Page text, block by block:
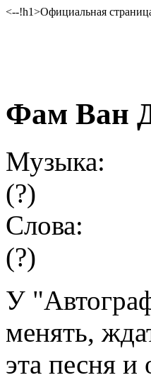
<--!h1>Официальная
Фам Ван
Музыка:
(?)
Слова:
(?)
У
менять,
эта песня и